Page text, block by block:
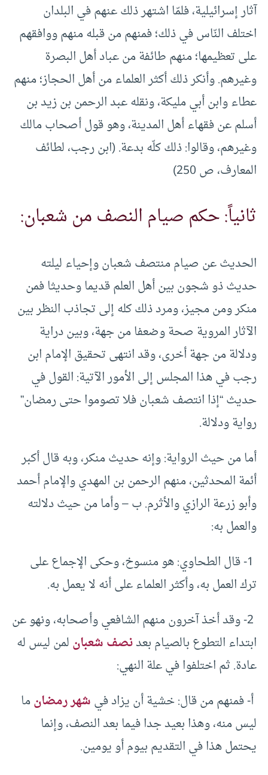
آثار إسرائيلية، فلمّا اشتهر ذلك عنهم في البلدان
اختلف النّاس في ذلك؛ فمنهم من قبله منهم ووافقهم
على تعظيمها؛ منهم طائفة من عباد أهل البصرة
وغيرهم. وأنكر ذلك أكثر العلماء من أهل الحجاز؛ منهم
عطاء وابن أبي مليكة، ونقله عبد الرحمن بن زيد بن
أسلم عن فقهاء أهل المدينة، وهو قول أصحاب مالك
وغيرهم، وقالوا: ذلك كلّه بدعة. (ابن رجب، لطائف
المعارف، ص 250)
ثانياً: حكم صيام النصف من شعبان:
الحديث عن صيام منتصف شعبان وإحياء ليلته
حديث ذو شجون بين أهل العلم قديما وحديثا فمن
منكر ومن مجيز، ومرد ذلك كله إلى تجاذب النظر بين
الآثار المروية صحة وضعفا من جهة، وبين دراية
ودلالة من جهة أخرى، وقد انتهى تحقيق الإمام ابن
رجب في هذا المجلس إلى الأمور الآتية: القول في
حديث “إذا انتصف شعبان فلا تصوموا حتى رمضان”
رواية ودلالة.
أما من حيث الرواية: وإنه حديث منكر، وبه قال أكبر
أئمة المحدثين، منهم الرحمن بن المهدي والإمام أحمد
وأبو زرعة الرازي والأثرم. ب – وأما من حيث دلالته
والعمل به:
1- قال الطحاوي: هو منسوخ، وحكى الإجماع على
ترك العمل به، وأكثر العلماء على أنه لا يعمل به.
2- وقد أخذ آخرون منهم الشافعي وأصحابه، ونهو عن
ابتداء التطوع بالصيام بعدنصف شعبانلمن ليس له
عادة. ثم اختلفوا في علة النهي:
أ- فمنهم من قال: خشية أن يزاد فيشهر رمضانما
ليس منه، وهذا بعيد جدا فيما بعد النصف، وإنما
يحتمل هذا في التقديم بيوم أو يومين.